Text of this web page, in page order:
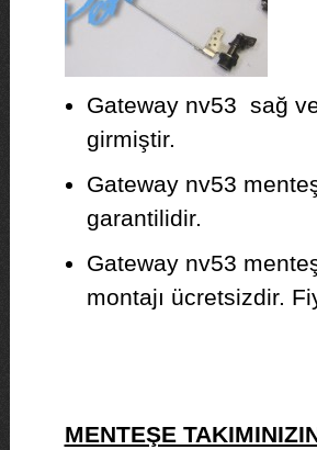
Gateway nv53 sağ
girmiştir.
Gateway nv53
garantilidir.
Gateway nv53
montajı ücretsizdir.
MENTEŞE